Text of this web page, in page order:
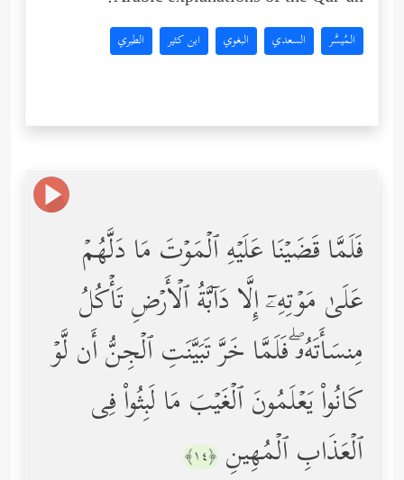
المُيسَّر السعدي البغوي ابن كثير الطبري
فَلَمَّا قَضَیۡنَا عَلَیۡهِ ٱلۡمَوۡتَ مَا دَلَّهُمۡ
عَلَىٰ مَوۡتِهِۦۤ إِلَّا دَاۤبَّةُ ٱلۡأَرۡضِ تَأۡكُلُ
مِنسَأَتَهُۥۖ فَلَمَّا خَرَّ تَبَیَّنَتِ ٱلۡجِنُّ أَن لَّوۡ
كَانُواْ یَعۡلَمُونَ ٱلۡغَیۡبَ مَا لَبِثُواْ فِی
ٱلۡعَذَابِ ٱلۡمُهِینِ ﴿١٤﴾